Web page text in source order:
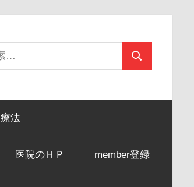
検
法
医院のＨＰ member登録